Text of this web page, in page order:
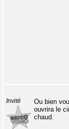
Invité
Ou bien
ouvrira le
chaud.